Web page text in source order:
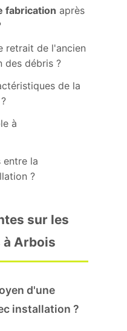
fabrication après
retrait de l'ancien
des débris ?
de la
?
à
entre la
?
sur les
à Arbois
d'une
installation ?